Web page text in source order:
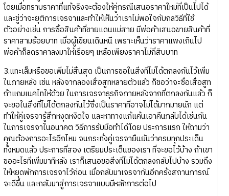
โดยเมื่อทราบราคาที่แท้จริงจะต้องให้คู่กรณีเสนอราคาใหม่ที่เป็นไปได้
และขู่ว่าจะยุติการเจรจาและทำให้เห็นว่าเราไม่พอใจกับกลวิธีที่ใช้
ตัวอย่างเช่น การซื้อสินค้าที่ชายแดนแม่สาย มีพ่อค้าเสนอขายสินค้าที่
ราคาสามร้อยบาท เมื่อผู้เขียนเดินหนี เพราะเห็นว่าราคาแพงเกินไป
พ่อค้าก็ลดราคาลงมาให้เรื่อยๆ เหลือเพียงราคาไม่กี่สิบบาท
3.แทะเล็มหรือขอเพิ่มไม่สิ้นสุด เป็นการขอในสิ่งที่ไม่ได้ตกลงกันไว้เพิ่ม
ในภายหลัง เช่น หลังจากลองเสื้อสูทหลายตัวแล้ว ก็ขอว่าจะซื้อเสื้อสูท
ถ้าแถมเนคไทให้ด้วย ในการเจรจาธุรกิจภายหลังจากที่ตกลงกันแล้ว ก็
จะขอในสิ่งที่ไม่ได้ตกลงกันไว้ซึ่งเป็นราคาที่อาจไม่ได้มากมายนัก แต่
ทำให้คู่เจรจารู้สึกหงุดหงิดใจ และหาทางแก้แค้นเอาคืนกลับได้เช่นกัน
ในการเจรจาในอนาคต วิธีการรับมือทำได้โดย ประการแรก ให้ถามว่า
คุณต้องการอะไรอีกไหม จนกระทั่งคู่เจรจายืนยันว่าครบทุกประเด็น
ทั้งหมดแล้ว ประการที่สอง เตรียมประเด็นของเรา ที่จะขอไว้บ้าง ถ้าเขา
ขออะไรที่เพิ่มมาทีหลัง เราก็เสนอขอสิ่งที่ไม่ได้ตกลงกลับไปบ้าง รวมถึง
ให้หยุดพักการเจรจาไว้ก่อน เมื่อกลับมาเจรจากันอีกครั้งสถานการณ์
จะดีขึ้น และกลับมาสู่การเจรจาแบบมีหลักการต่อไป